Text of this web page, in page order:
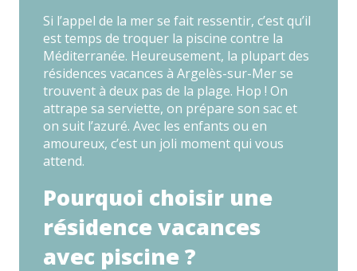
Si l’appel de la mer se fait ressentir, c’est qu’il
est temps de troquer la piscine contre la
Méditerranée. Heureusement, la plupart des
résidences vacances à Argelès-sur-Mer se
trouvent à deux pas de la plage. Hop ! On
attrape sa serviette, on prépare son sac et
on suit l’azuré. Avec les enfants ou en
amoureux, c’est un joli moment qui vous
attend.
Pourquoi choisir une
résidence vacances
avec piscine ?